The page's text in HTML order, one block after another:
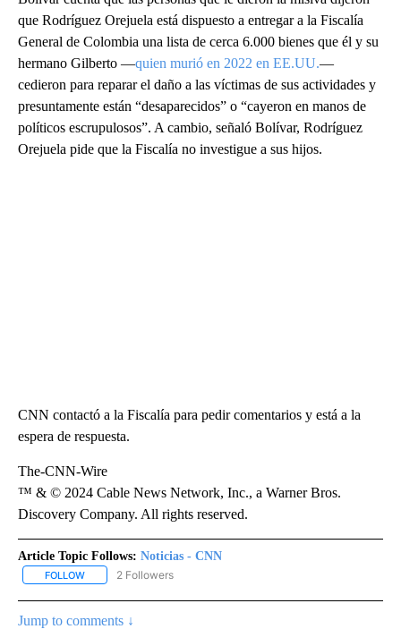
que Rodríguez Orejuela está dispuesto a entregar a la Fiscalía
General de Colombia una lista de cerca 6.000 bienes que él y su
hermano Gilberto —quien murió en 2022 en EE.UU.—
cedieron para reparar el daño a las víctimas de sus actividades y
presuntamente están “desaparecidos” o “cayeron en manos de
políticos escrupulosos”. A cambio, señaló Bolívar, Rodríguez
Orejuela pide que la Fiscalía no investigue a sus hijos.
CNN contactó a la Fiscalía para pedir comentarios y está a la
espera de respuesta.
The-CNN-Wire
™ & © 2024 Cable News Network, Inc., a Warner Bros.
Discovery Company. All rights reserved.
Article Topic Follows: Noticias - CNN
FOLLOW FOLLOW "NOTICIAS - CNN" TO RECEIVE NOTIFICATIONS ABOUT
2 Followers
Jump to comments ↓